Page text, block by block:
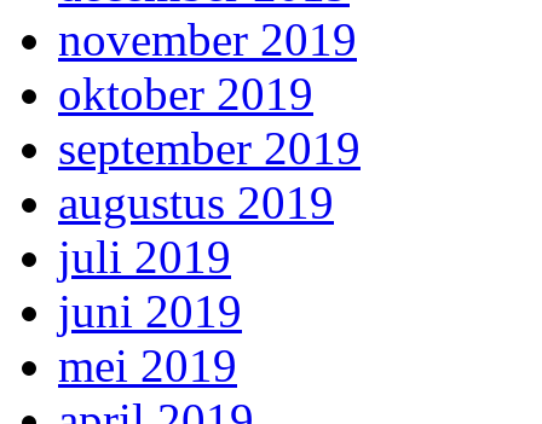
november 2019
oktober 2019
september 2019
augustus 2019
juli 2019
juni 2019
mei 2019